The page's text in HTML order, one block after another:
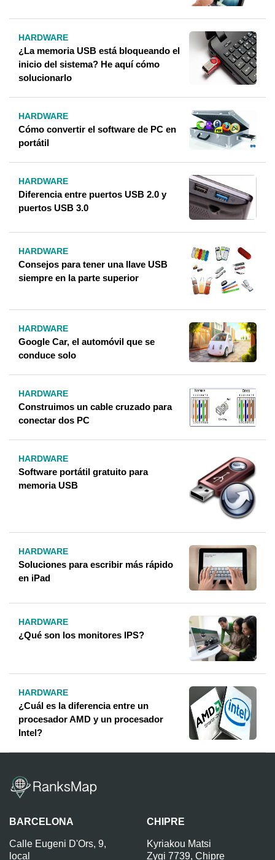
HARDWARE
¿La memoria USB está bloqueando el
inicio del sistema? He aquí cómo
solucionarlo
HARDWARE
Cómo convertir el software de PC en
portátil
HARDWARE
Diferencia entre puertos USB 2.0 y
puertos USB 3.0
HARDWARE
Consejos para tener una llave USB
siempre en la parte superior
HARDWARE
Google Car, el automóvil que se
conduce solo
HARDWARE
Construimos un cable cruzado para
conectar dos PC
HARDWARE
Software portátil gratuito para
memoria USB
HARDWARE
Soluciones para escribir más rápido
en iPad
HARDWARE
¿Qué son los monitores IPS?
HARDWARE
¿Cuál es la diferencia entre un
procesador AMD y un procesador
Intel?
BARCELONA
Calle Eugeni D'Ors, 9,
local
CHIPRE
Kyriakou Matsi
Zygi 7739, Chipre